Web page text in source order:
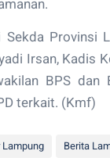
Sekda Provinsi
Irsan, Kadis
BPS dan
terkait. (Kmf)
Lampung Berita